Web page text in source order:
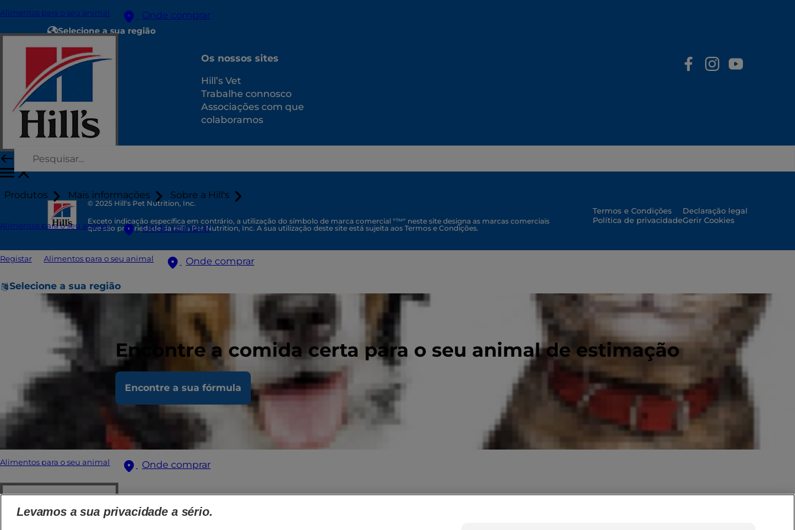
Alimentos para o seu animal Onde comprar
Produtos Mais informações Sobre a Hill's
Alimentos para o seu animal Onde comprar
Registar Alimentos para o seu animal Onde comprar
Selecione a sua região
Encontre a comida certa para o seu animal de estimação
Encontre a sua fórmula
Alimentos para o seu animal Onde comprar
Selecione a sua região
Recursos
Contacte-nos
Os nossos sites
Hill’s Vet
Trabalhe connosco
Associações com que
colaboramos
© 2025 Hill's Pet Nutrition, Inc.
Exceto indicação específica em contrário, a utilização do símbolo de marca comercial "™" neste site designa as marcas comerciais
que são propriedade da Hill's Pet Nutrition, Inc. A sua utilização deste site está sujeita aos Termos e Condições.
Termos e Condições
Política de privacidade
Declaração legal
Gerir Cookies
Levamos a sua privacidade a sério.